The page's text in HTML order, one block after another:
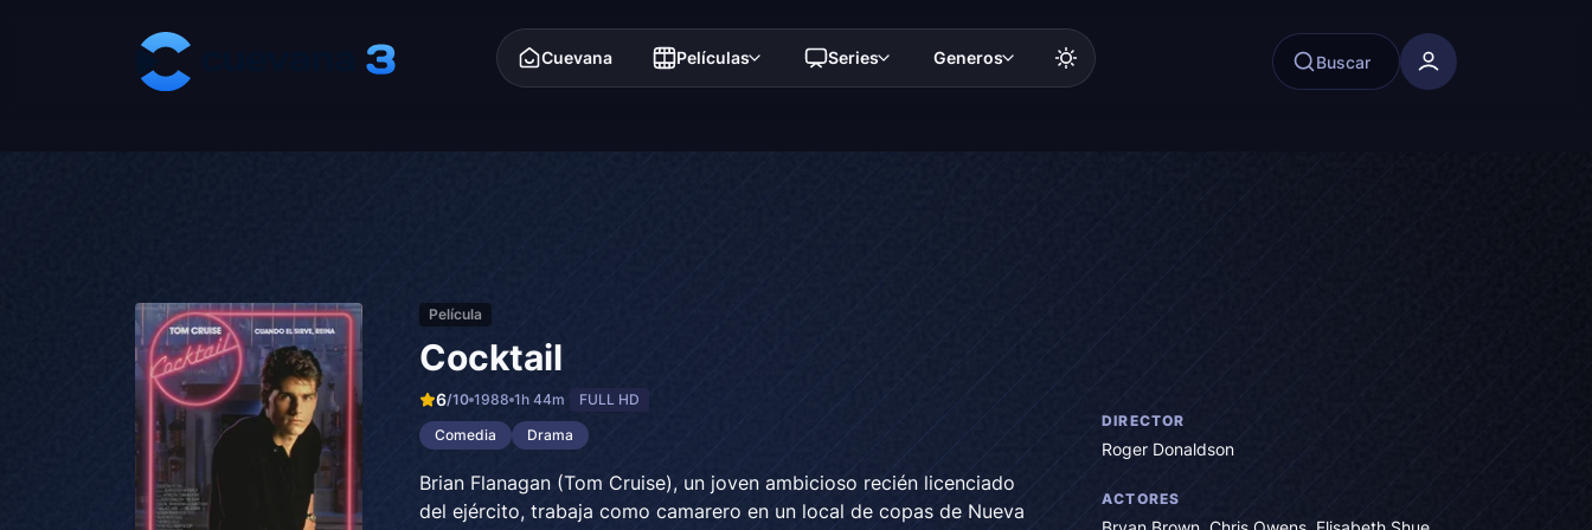
Cuevana Películas Series Generos Buscar
Película
Cocktail
6/10 1988 1h 44m
FULL HD
Comedia
Drama
Brian Flanagan (Tom Cruise), un joven ambicioso recién licenciado
del ejército, trabaja como camarero en un local de copas de Nueva
DIRECTOR
Roger Donaldson
ACTORES